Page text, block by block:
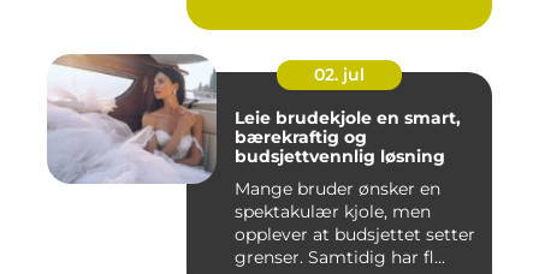
02. jul
Leie brudekjole en smart,
bærekraftig og
budsjettvennlig løsning
Mange bruder ønsker en
spektakulær kjole, men
opplever at budsjettet setter
grenser. Samtidig har fl...